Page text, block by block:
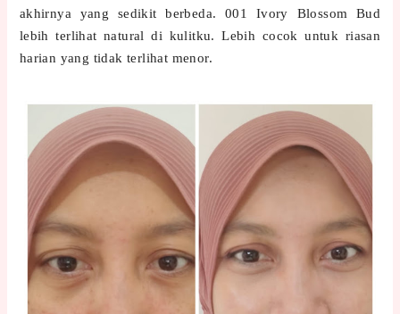
akhirnya yang sedikit berbeda. 001 Ivory Blossom Bud
lebih terlihat natural di kulitku. Lebih cocok untuk riasan
harian yang tidak terlihat menor.